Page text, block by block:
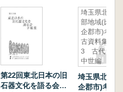
第22回東北日本の旧
石器文化を語る会
埼玉県北西
部地域(比
企郡市)考
古資料集成
3 古代・
中世編
埼玉県北西
企郡市)考古